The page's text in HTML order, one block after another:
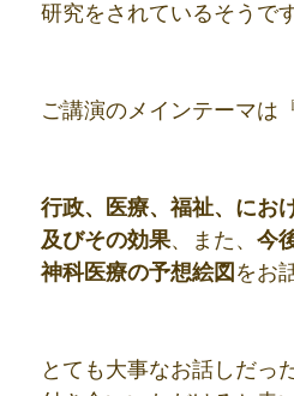
研究をされているそうです
ご講演のメインテーマは
行政、医療、福祉、にお
及びその効果、また、 今
神科医療の予想絵図 をお
とても大事なお話しだっ